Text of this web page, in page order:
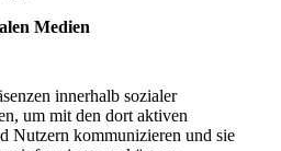
Medien
innerhalb sozialer
um mit den dort aktiven
Nutzern kommunizieren und sie